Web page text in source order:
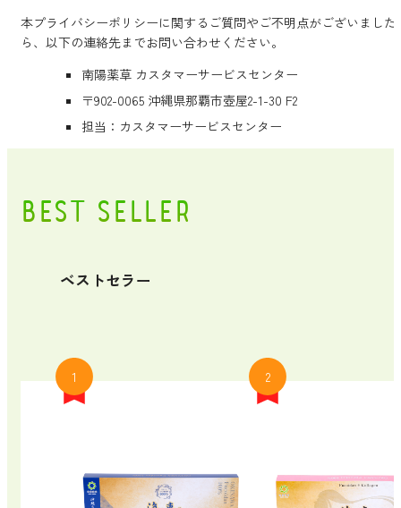
本プライバシーポリシーに関するご質問やご不明点がございました
ら、以下の連絡先までお問い合わせください。
南陽薬草 カスタマーサービスセンター
〒902-0065 沖縄県那覇市壺屋2-1-30 F2
担当：カスタマーサービスセンター
BEST SELLER
ベストセラー
1 2